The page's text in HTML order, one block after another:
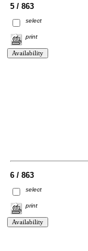
5 / 863
select
print
6 / 863
select
print